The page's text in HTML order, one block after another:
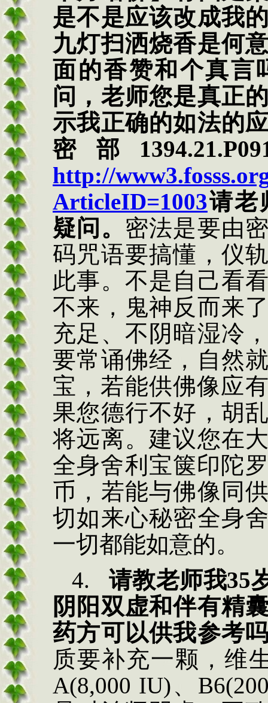
是不是应该改成我
九灯扫洒烧香是何
面的香赞和个真言
问，老师您是真正
示我正确的如法的
密部
http://
ArticleID=1003请老
疑问。 密法是要由
码咒语要搞懂，仪
此事。不是自己看
不来，鬼神反而来
充足、不阴暗湿冷
要常诵佛经，自然
宝，若能供佛像应
果您德行不好，胡
将远离。建议您在
全身舍利宝箧印陀
币，若能与佛像同
切如来心秘密全身
一切都能如意的。
4.
请教老师我35
阴阳双虚和伴有精
药方可以供我参考
质要补充一颗，维
A(8,000 IU)、 B6(